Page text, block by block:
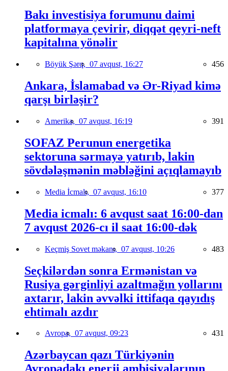
Bakı investisiya forumunu daimi
platformaya çevirir, diqqət qeyri-neft
kapitalına yönəlir
Böyük Şərq, 07 avqust, 16:27 456
Ankara, İslamabad və Ər-Riyad kimə
qarşı birləşir?
Amerika, 07 avqust, 16:19 391
SOFAZ Perunun energetika
sektoruna sərmayə yatırıb, lakin
sövdələşmənin məbləğini açıqlamayıb
Media İcmalı, 07 avqust, 16:10 377
Media icmalı: 6 avqust saat 16:00-dan
7 avqust 2026-cı il saat 16:00-dək
Keçmiş Sovet məkanı, 07 avqust, 10:26 483
Seçkilərdən sonra Ermənistan və
Rusiya gərginliyi azaltmağın yollarını
axtarır, lakin əvvəlki ittifaqa qayıdış
ehtimalı azdır
Avropa, 07 avqust, 09:23 431
Azərbaycan qazı Türkiyənin